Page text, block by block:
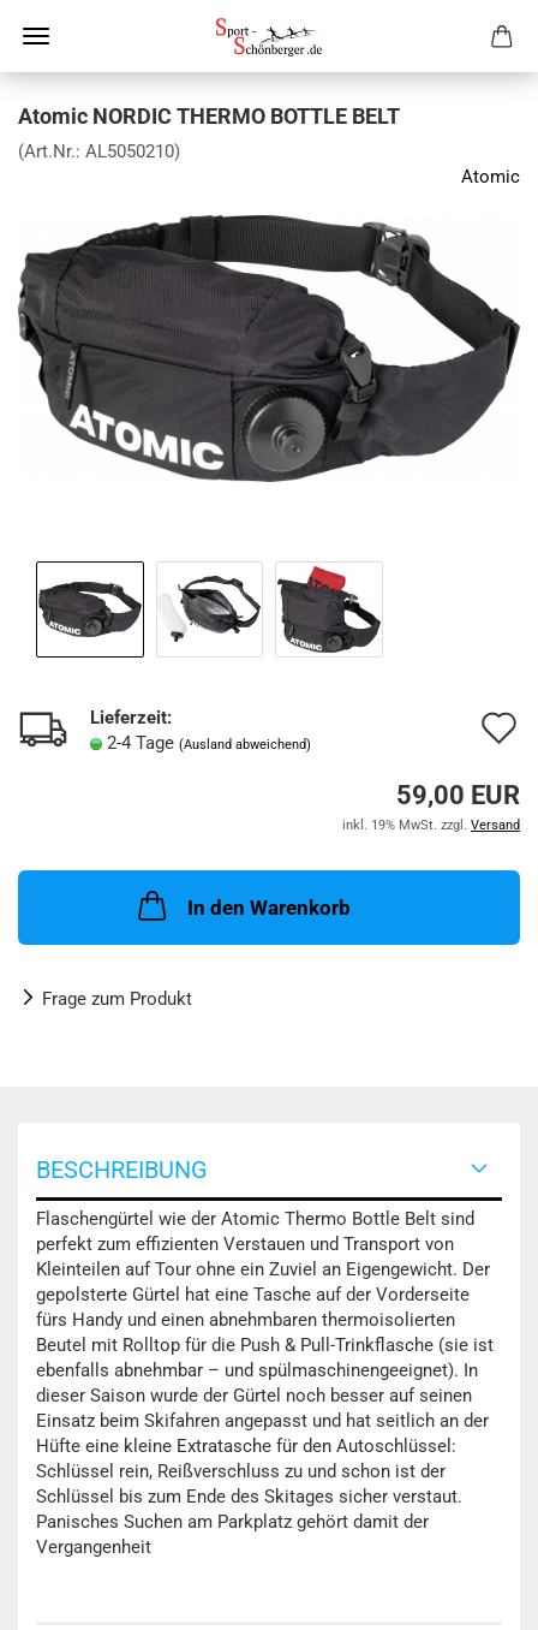
Atomic NORDIC THERMO BOTTLE BELT
(Art.Nr.: AL5050210)
Atomic
Lieferzeit:
2-4 Tage (Ausland abweichend)
59,00 EUR
inkl. 19% MwSt. zzgl. Versand
In den Warenkorb
Frage zum Produkt
BESCHREIBUNG
Flaschengürtel wie der Atomic Thermo Bottle Belt sind
perfekt zum effizienten Verstauen und Transport von
Kleinteilen auf Tour ohne ein Zuviel an Eigengewicht. Der
gepolsterte Gürtel hat eine Tasche auf der Vorderseite
fürs Handy und einen abnehmbaren thermoisolierten
Beutel mit Rolltop für die Push & Pull-Trinkflasche (sie ist
ebenfalls abnehmbar – und spülmaschinengeeignet). In
dieser Saison wurde der Gürtel noch besser auf seinen
Einsatz beim Skifahren angepasst und hat seitlich an der
Hüfte eine kleine Extratasche für den Autoschlüssel:
Schlüssel rein, Reißverschluss zu und schon ist der
Schlüssel bis zum Ende des Skitages sicher verstaut.
Panisches Suchen am Parkplatz gehört damit der
Vergangenheit